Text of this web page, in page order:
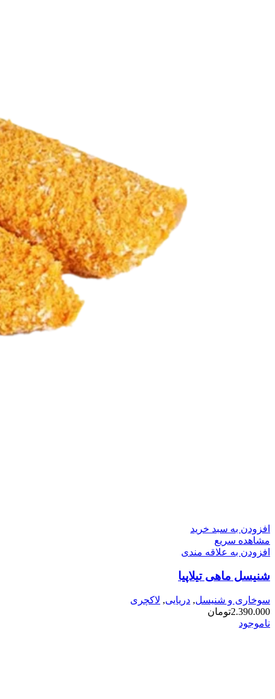
افزودن به سبد خرید
مشاهده سریع
افزودن به علاقه مندی
شنیسل ماهی تیلاپیا
سوخاری و شنیسل, دریایی, لاکچری
2.390.000تومان
ناموجود